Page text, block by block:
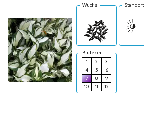
Wuchs Standort
Blütezeit
1
2
3
4
5
6
7
8
9
10
11 12